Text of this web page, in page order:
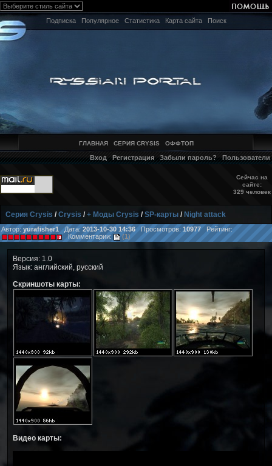
Подписка Популярное Статистика Карта сайта Поиск
ГЛАВНАЯ СЕРИЯ CRYSIS ОФФТОП
Вход Регистрация Забыли пароль? Пользователи
Сейчас на
сайте:
329 человек
Серия Crysis /Crysis /+ Моды Crysis /SP-карты / Night attack
Автор: yurafisher1 Дата:2013-10-30 14:36Просмотров: 10977Рейтинг:
Комментарии:
(1)
Версия: 1.0
Язык: английский, русский
Скриншоты карты:
Видео карты: